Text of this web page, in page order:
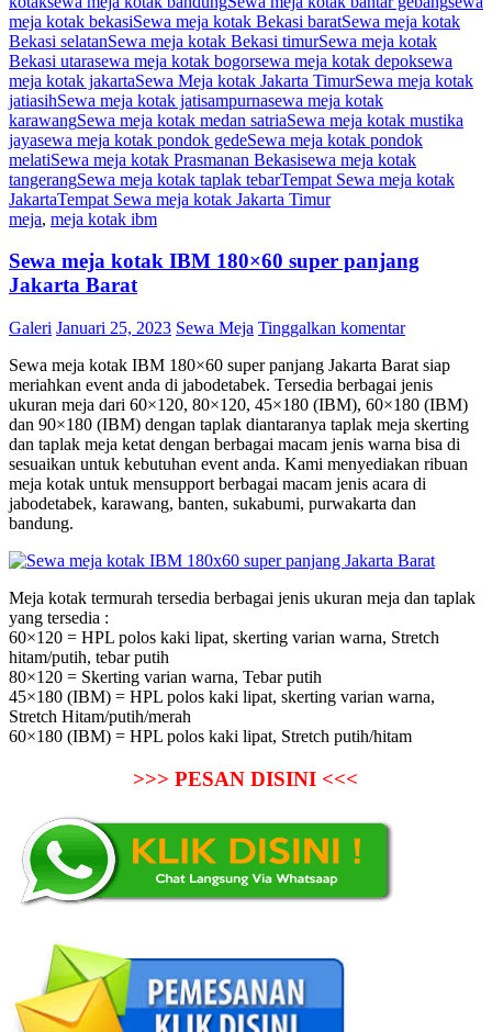
meja kotak bekasiSewa meja kotak Bekasi baratSewa meja kotak
Bekasi selatanSewa meja kotak Bekasi timurSewa meja kotak
Bekasi utarasewa meja kotak bogorsewa meja kotak depoksewa
meja kotak jakartaSewa Meja kotak Jakarta TimurSewa meja kotak
jatiasihSewa meja kotak jatisampurnasewa meja kotak
karawangSewa meja kotak medan satriaSewa meja kotak mustika
jayasewa meja kotak pondok gedeSewa meja kotak pondok
melatiSewa meja kotak Prasmanan Bekasisewa meja kotak
tangerangSewa meja kotak taplak tebarTempat Sewa meja kotak
JakartaTempat Sewa meja kotak Jakarta Timur
meja, meja kotak ibm
Sewa meja kotak IBM 180×60 super panjang
Jakarta Barat
Galeri Januari 25, 2023 Sewa Meja Tinggalkan komentar
Sewa meja kotak IBM 180×60 super panjang Jakarta Barat siap
meriahkan event anda di jabodetabek. Tersedia berbagai jenis
ukuran meja dari 60×120, 80×120, 45×180 (IBM), 60×180 (IBM)
dan 90×180 (IBM) dengan taplak diantaranya taplak meja skerting
dan taplak meja ketat dengan berbagai macam jenis warna bisa di
sesuaikan untuk kebutuhan event anda. Kami menyediakan ribuan
meja kotak untuk mensupport berbagai macam jenis acara di
jabodetabek, karawang, banten, sukabumi, purwakarta dan
bandung.
Meja kotak termurah tersedia berbagai jenis ukuran meja dan taplak
yang tersedia :
60×120 = HPL polos kaki lipat, skerting varian warna, Stretch
hitam/putih, tebar putih
80×120 = Skerting varian warna, Tebar putih
45×180 (IBM) = HPL polos kaki lipat, skerting varian warna,
Stretch Hitam/putih/merah
60×180 (IBM) = HPL polos kaki lipat, Stretch putih/hitam
>>> PESAN DISINI <<<